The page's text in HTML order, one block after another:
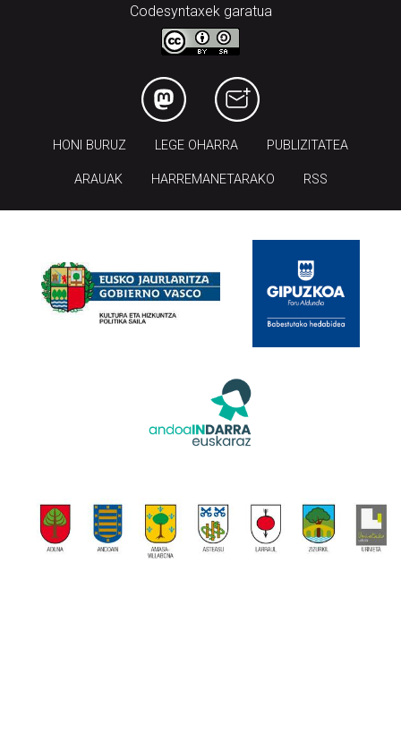
Codesyntaxek garatua
HONI BURUZ LEGE OHARRA PUBLIZITATEA
ARAUAK HARREMANETARAKO RSS